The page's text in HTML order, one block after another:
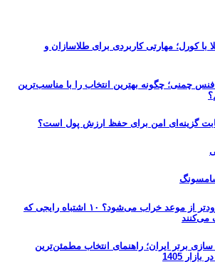
با کورل؛ مهارتی کاربردی برای طلاسازان و
چمنی؛ چگونه بهترین انتخاب را با مناسب‌ترین
ثابت گزینه‌ای امن برای حفظ ارزش پول است؟
چرا باتری خودرو زودتر از موعد خراب می‌شود؟ ۱۰ اشتباه رایجی که
می‌کنند
برتر ایران؛ راهنمای انتخاب مطمئن‌ترین
1405